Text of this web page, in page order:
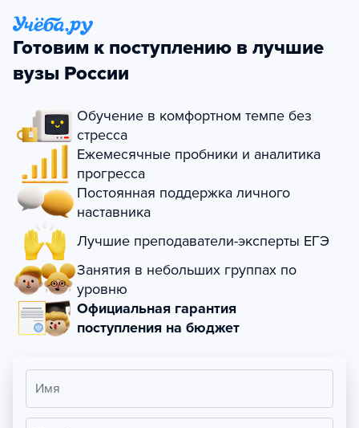
Готовим к поступлению в лучшие
вузы России
Обучение в комфортном темпе без
стресса
Ежемесячные пробники и аналитика
прогресса
Постоянная поддержка личного
наставника
Лучшие преподаватели-эксперты ЕГЭ
Занятия в небольших группах по
уровню
Официальная гарантия
поступления на бюджет
Имя